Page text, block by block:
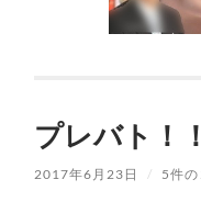
プレバト！
2017年6月23日 / 5件の